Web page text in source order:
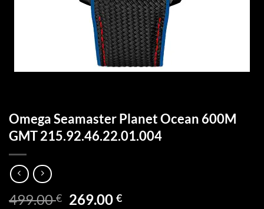
Omega Seamaster Planet Ocean 600M
GMT 215.92.46.22.01.004
499.00€ Ursprünglicher
269.00€Aktueller